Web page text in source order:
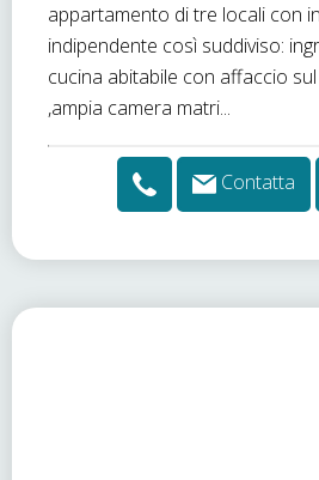
appartamento di tre locali con
indipendente così suddiviso:
cucina abitabile con affaccio
,ampia camera matri...
Contatta